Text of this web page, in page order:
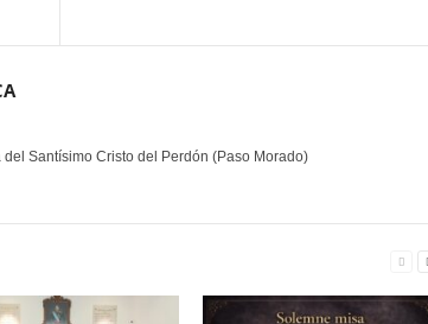
Santísimo Cristo del Perdón (Paso Morado)